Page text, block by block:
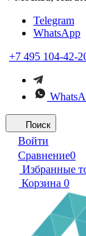
Telegram
WhatsApp
+7 495 104-42-
Поиск
Войти
Сравнение0
Избранные
Корзина 0